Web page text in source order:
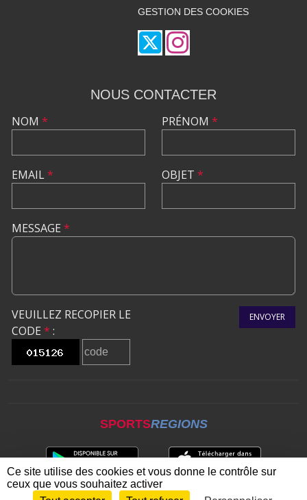
GESTION DES COOKIES
NOUS CONTACTER
NOM *
EMAIL*
PRÉNOM *
OBJET *
MESSAGE *
VEUILLEZ RECOPIER LE
CODE * :
ENVOYER
SPORTSREGIONS
Ce site utilise des cookies et vous donne le contrôle sur
ceux que vous souhaitez activer